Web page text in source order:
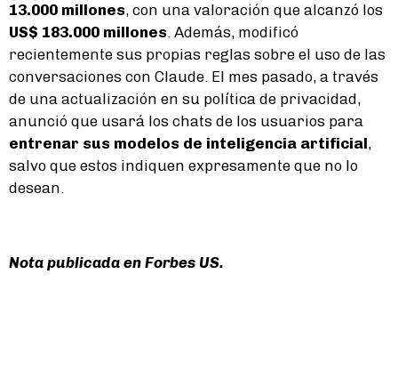
13.000 millones, con una valoración que alcanzó los
US$ 183.000 millones. Además, modificó
recientemente sus propias reglas sobre el uso de las
conversaciones con Claude. El mes pasado, a través
de una actualización en su política de privacidad,
anunció que usará los chats de los usuarios para
entrenar sus modelos de inteligencia artificial,
salvo que estos indiquen expresamente que no lo
desean.
Nota publicada en Forbes US.